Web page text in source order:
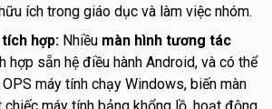
ích trong giáo dục và làm việc nhóm.
tích hợp: Nhiều màn hình tương tác
hợp sẵn hệ điều hành Android, và có thể
máy tính chạy Windows, biến màn